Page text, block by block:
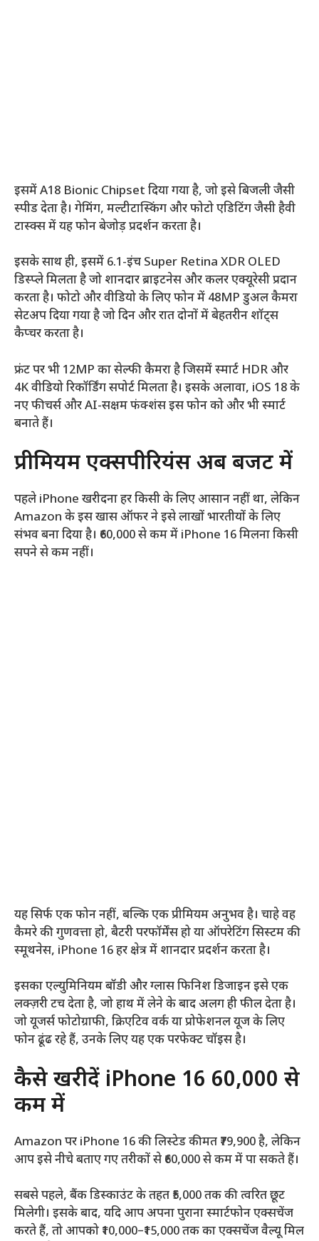
इसमें A18 Bionic Chipset दिया गया है, जो इसे बिजली जैसी
स्पीड देता है। गेमिंग, मल्टीटास्किंग और फोटो एडिटिंग जैसी हैवी
टास्क्स में यह फोन बेजोड़ प्रदर्शन करता है।
इसके साथ ही, इसमें 6.1-इंच Super Retina XDR OLED
डिस्प्ले मिलता है जो शानदार ब्राइटनेस और कलर एक्यूरेसी प्रदान
करता है। फोटो और वीडियो के लिए फोन में 48MP डुअल कैमरा
सेटअप दिया गया है जो दिन और रात दोनों में बेहतरीन शॉट्स
कैप्चर करता है।
फ्रंट पर भी 12MP का सेल्फी कैमरा है जिसमें स्मार्ट HDR और
4K वीडियो रिकॉर्डिंग सपोर्ट मिलता है। इसके अलावा, iOS 18 के
नए फीचर्स और AI-सक्षम फंक्शंस इस फोन को और भी स्मार्ट
बनाते हैं।
प्रीमियम एक्सपीरियंस अब बजट में
पहले iPhone खरीदना हर किसी के लिए आसान नहीं था, लेकिन
Amazon के इस खास ऑफर ने इसे लाखों भारतीयों के लिए
संभव बना दिया है। ₹60,000 से कम में iPhone 16 मिलना किसी
सपने से कम नहीं।
यह सिर्फ एक फोन नहीं, बल्कि एक प्रीमियम अनुभव है। चाहे वह
कैमरे की गुणवत्ता हो, बैटरी परफॉर्मेंस हो या ऑपरेटिंग सिस्टम की
स्मूथनेस, iPhone 16 हर क्षेत्र में शानदार प्रदर्शन करता है।
इसका एल्युमिनियम बॉडी और ग्लास फिनिश डिजाइन इसे एक
लक्ज़री टच देता है, जो हाथ में लेने के बाद अलग ही फील देता है।
जो यूजर्स फोटोग्राफी, क्रिएटिव वर्क या प्रोफेशनल यूज के लिए
फोन ढूंढ रहे हैं, उनके लिए यह एक परफेक्ट चॉइस है।
कैसे खरीदें iPhone 16 ₹60,000 से
कम में
Amazon पर iPhone 16 की लिस्टेड कीमत ₹79,900 है, लेकिन
आप इसे नीचे बताए गए तरीकों से ₹60,000 से कम में पा सकते हैं।
सबसे पहले, बैंक डिस्काउंट के तहत ₹5,000 तक की त्वरित छूट
मिलेगी। इसके बाद, यदि आप अपना पुराना स्मार्टफोन एक्सचेंज
करते हैं, तो आपको ₹10,000–₹15,000 तक का एक्सचेंज वैल्यू मिल